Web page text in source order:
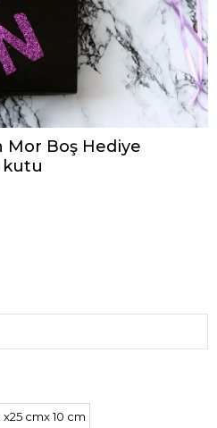
Mor Boş Hediye
kutu
x25 cmx 10 cm